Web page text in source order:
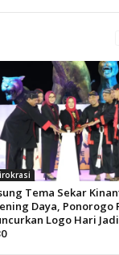
Tema Sekar
Daya, Ponorogo
Logo Hari